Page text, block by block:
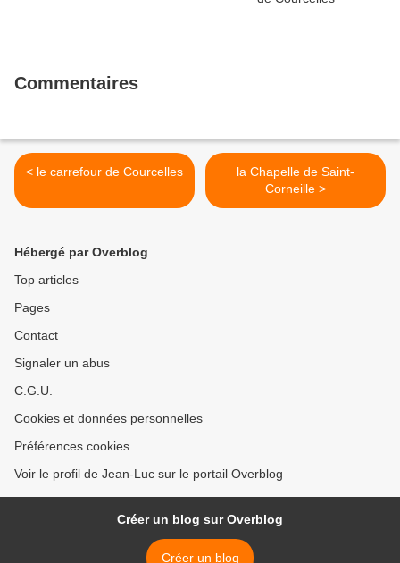
Commentaires
< le carrefour de Courcelles
la Chapelle de Saint-
Corneille >
Hébergé par Overblog
Top articles
Pages
Contact
Signaler un abus
C.G.U.
Cookies et données personnelles
Préférences cookies
Voir le profil de Jean-Luc sur le portail Overblog
Créer un blog sur Overblog
Créer un blog